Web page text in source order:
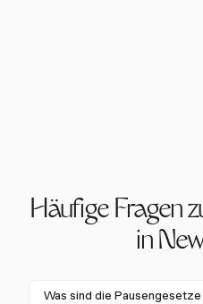
Häufige Fragen
in
Was sind die